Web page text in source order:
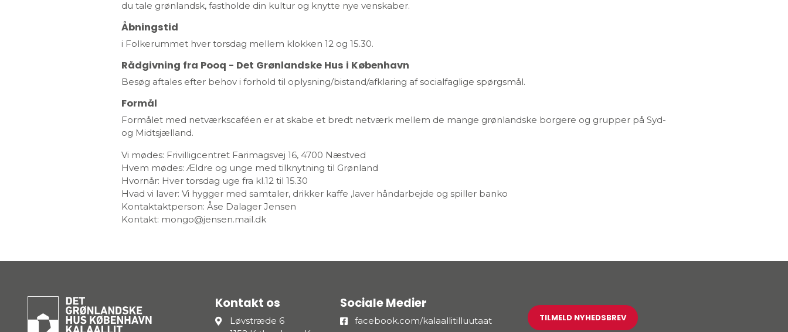
du tale grønlandsk, fastholde din kultur og knytte nye venskaber.
Åbningstid
i Folkerummet hver torsdag mellem klokken 12 og 15.30.
Rådgivning fra Pooq - Det Grønlandske Hus i København
Besøg aftales efter behov i forhold til oplysning/bistand/afklaring af socialfaglige spørgsmål.
Formål
Formålet med netværkscaféen er at skabe et bredt netværk mellem de mange grønlandske borgere og grupper på Syd-
og Midtsjælland.
Vi mødes: Frivilligcentret Farimagsvej 16, 4700 Næstved
Hvem mødes: Ældre og unge med tilknytning til Grønland
Hvornår: Hver torsdag uge fra kl.12 til 15.30
Hvad vi laver: Vi hygger med samtaler, drikker kaffe ,laver håndarbejde og spiller banko
Kontaktaktperson: Åse Dalager Jensen
Kontakt: mongo@jensen.mail.dk
Kontakt os
Løvstræde 6
Sociale Medier
facebook.com/kalaallitilluutaat TILMELD NYHEDSBREV